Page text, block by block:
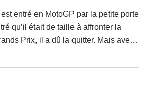
entré en MotoGP par la petite porte
qu’il était de taille à affronter la
Prix, il a dû la quitter. Mais avec
chez l’élite et il s’est confié sur ce